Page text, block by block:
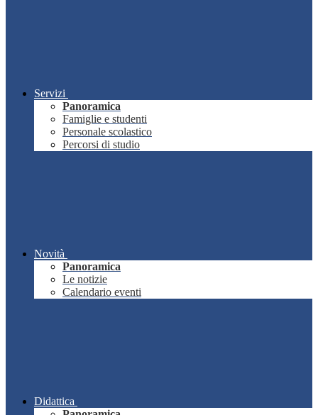
Servizi
Panoramica
Famiglie e studenti
Personale scolastico
Percorsi di studio
Novità
Panoramica
Le notizie
Calendario eventi
Didattica